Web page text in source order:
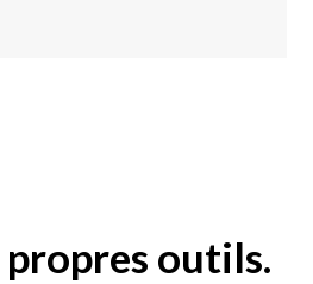
propres outils.